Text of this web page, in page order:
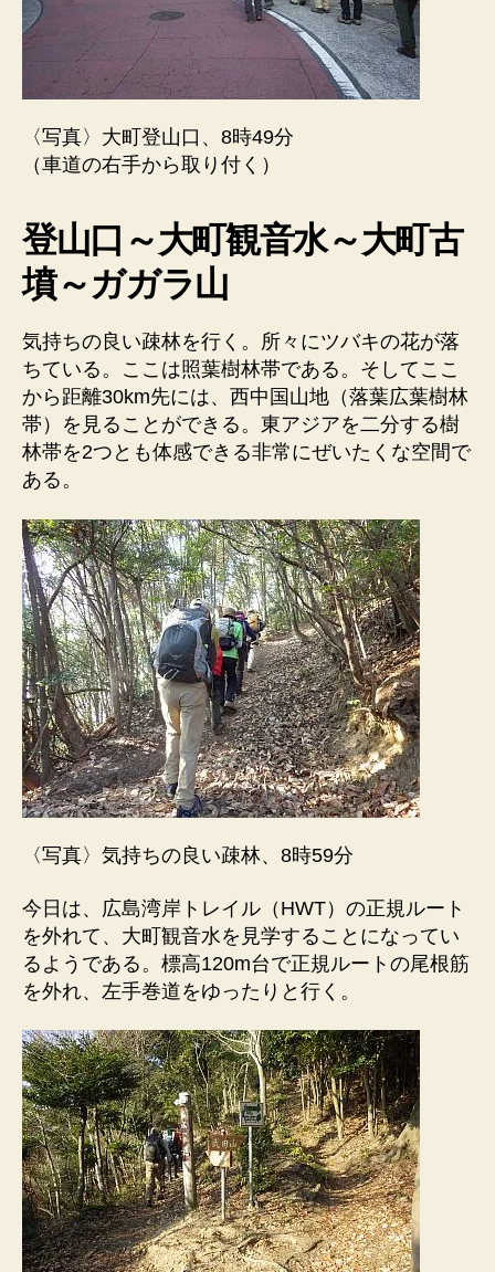
〈写真〉大町登山口、8時49分
（車道の右手から取り付く）
登山口～大町観音水～大町古
墳～ガガラ山
気持ちの良い疎林を行く。所々にツバキの花が落
ちている。ここは照葉樹林帯である。そしてここ
から距離30km先には、西中国山地（落葉広葉樹林
帯）を見ることができる。東アジアを二分する樹
林帯を2つとも体感できる非常にぜいたくな空間で
ある。
〈写真〉気持ちの良い疎林、8時59分
今日は、広島湾岸トレイル（HWT）の正規ルート
を外れて、大町観音水を見学することになってい
るようである。標高120m台で正規ルートの尾根筋
を外れ、左手巻道をゆったりと行く。